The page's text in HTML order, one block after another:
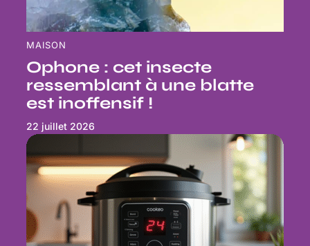
MAISON
Ophone : cet insecte
ressemblant à une blatte
est inoffensif !
22 juillet 2026